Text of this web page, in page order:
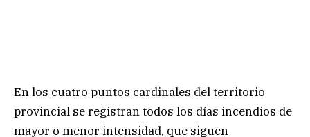
En los cuatro puntos cardinales del territorio
provincial se registran todos los días incendios de
mayor o menor intensidad, que siguen